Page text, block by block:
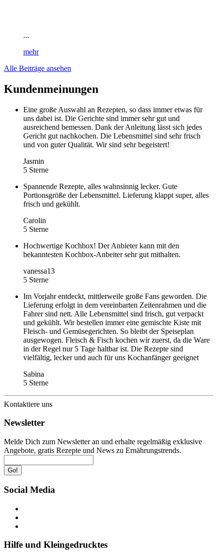
...
mehr
Alle Beiträge ansehen
Kundenmeinungen
Eine große Auswahl an Rezepten, so dass immer etwas für
uns dabei ist. Die Gerichte sind immer sehr gut und
ausreichend bemessen. Dank der Anleitung lässt sich jedes
Gericht gut nachkochen. Die Lebensmittel sind sehr frisch
und von guter Qualität. Wir sind sehr begeistert!
Jasmin
5 Sterne
Spannende Rezepte, alles wahnsinnig lecker. Gute
Portionsgröße der Lebensmittel. Lieferung klappt super, alles
frisch und gekühlt.
Carolin
5 Sterne
Hochwertige Kochbox! Der Anbieter kann mit den
bekanntesten Kochbox-Anbeiter sehr gut mithalten.
vanessa13
5 Sterne
Im Vorjahr entdeckt, mittlerweile große Fans geworden. Die
Lieferung erfolgt in dem vereinbarten Zeitenrahmen und die
Fahrer sind nett. Alle Lebensmittel sind frisch, gut verpackt
und gekühlt. Wir bestellen immer eine gemischte Kiste mit
Fleisch- und Gemüsegerichten. So bleibt der Speiseplan
ausgewogen. Fleisch & Fisch kochen wir zuerst, da die Ware
in der Regel nur 5 Tage haltbar ist. Die Rezepte sind
vielfältig, lecker und auch für uns Kochanfänger geeignet
Sabina
5 Sterne
Kontaktiere uns
Newsletter
Melde Dich zum Newsletter an und erhalte regelmäßig exklusive
Angebote, gratis Rezepte und News zu Ernährungstrends.
Go!
Social Media
Hilfe und Kleingedrucktes